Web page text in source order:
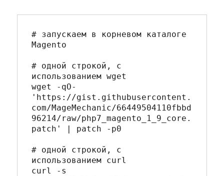
# запускаем в корневом каталоге
Magento
# одной строкой, с
использованием wget
' https://gist.githubusercontent.
com/MageMechanic/66449504110fbbd
96214/raw/php7_magento_1_9_core.
patch ' patch -p0
# одной строкой, с
использованием curl